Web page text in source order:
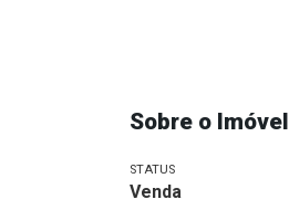
Sobre o Imóvel
STATUS
Venda